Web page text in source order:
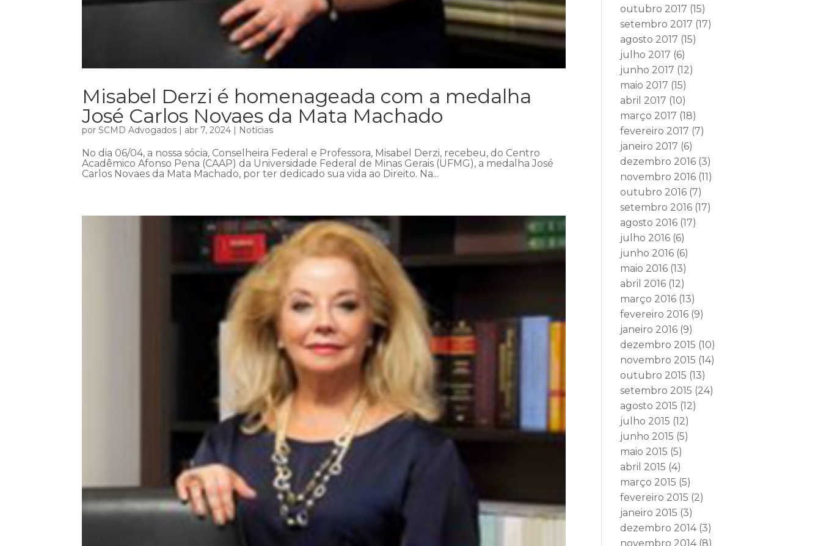
Misabel Derzi é homenageada com a medalha
José Carlos Novaes da Mata Machado
porSCMD Advogados | abr 7, 2024 | Notícias
No dia 06/04, a nossa sócia, Conselheira Federal e Professora, Misabel Derzi, recebeu, do Centro
Acadêmico Afonso Pena (CAAP) da Universidade Federal de Minas Gerais (UFMG), a medalha José
Carlos Novaes da Mata Machado, por ter dedicado sua vida ao Direito. Na...
outubro 2017 (15)
setembro 2017 (17)
agosto 2017 (15)
julho 2017 (6)
junho 2017 (12)
maio 2017 (15)
abril 2017 (10)
março 2017 (18)
fevereiro 2017 (7)
janeiro 2017 (6)
dezembro 2016 (3)
novembro 2016 (11)
outubro 2016 (7)
setembro 2016 (17)
agosto 2016 (17)
julho 2016 (6)
junho 2016 (6)
maio 2016 (13)
abril 2016 (12)
março 2016 (13)
fevereiro 2016 (9)
janeiro 2016 (9)
dezembro 2015 (10)
novembro 2015 (14)
outubro 2015 (13)
setembro 2015 (24)
agosto 2015 (12)
julho 2015 (12)
junho 2015 (5)
maio 2015 (5)
abril 2015 (4)
março 2015 (5)
fevereiro 2015 (2)
janeiro 2015 (3)
dezembro 2014(3)
novembro 2014(8)